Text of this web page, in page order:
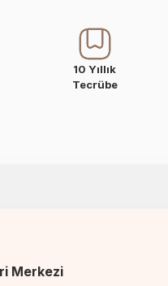
10 Yıllık
Tecrübe
Merkezi